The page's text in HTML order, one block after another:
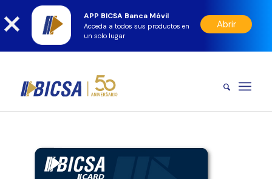
APP BICSA Banca Móvil
Acceda a todos sus productos en
un solo lugar
Abrir